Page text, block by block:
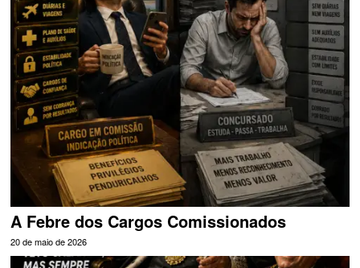
A Febre dos Cargos Comissionados
20 de maio de 2026